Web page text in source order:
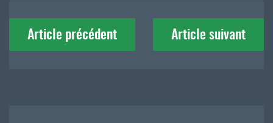
Navigation
deArticle précédent Article suivant